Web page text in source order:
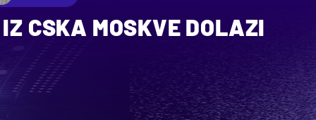
CSKA MOSKVE DOLAZI